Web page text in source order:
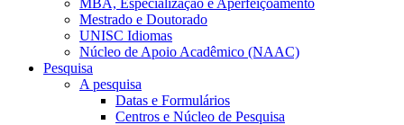
MBA, Especialização e Aperfeiçoamento
Mestrado e Doutorado
UNISC Idiomas
Núcleo de Apoio Acadêmico (NAAC)
Pesquisa
A pesquisa
Datas e Formulários
Centros e Núcleo de Pesquisa